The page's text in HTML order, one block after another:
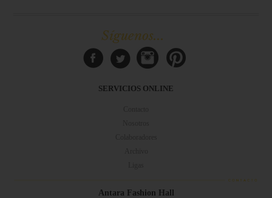
Síguenos...
SERVICIOS ONLINE
Antara Fashion Hall